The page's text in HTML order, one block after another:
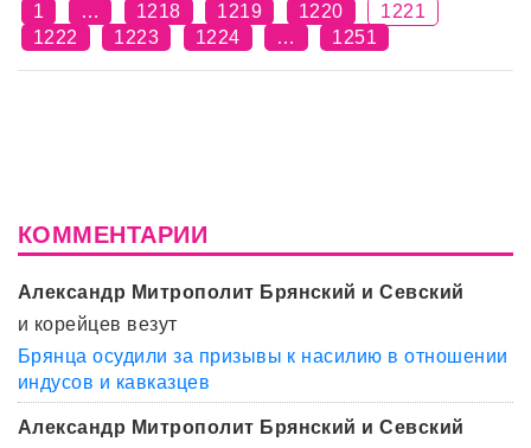
1
… 1218 1219 1220
1221
1222
1223 1224 … 1251
КОММЕНТАРИИ
Александр Митрополит Брянский и Севский
и корейцев везут
Брянца осудили за призывы к насилию в отношении
индусов и кавказцев
Александр Митрополит Брянский и Севский